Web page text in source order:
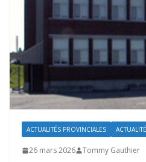
ACTUALITÉS PROVINCIALES
26 mars 2026 Tommy Gauthier